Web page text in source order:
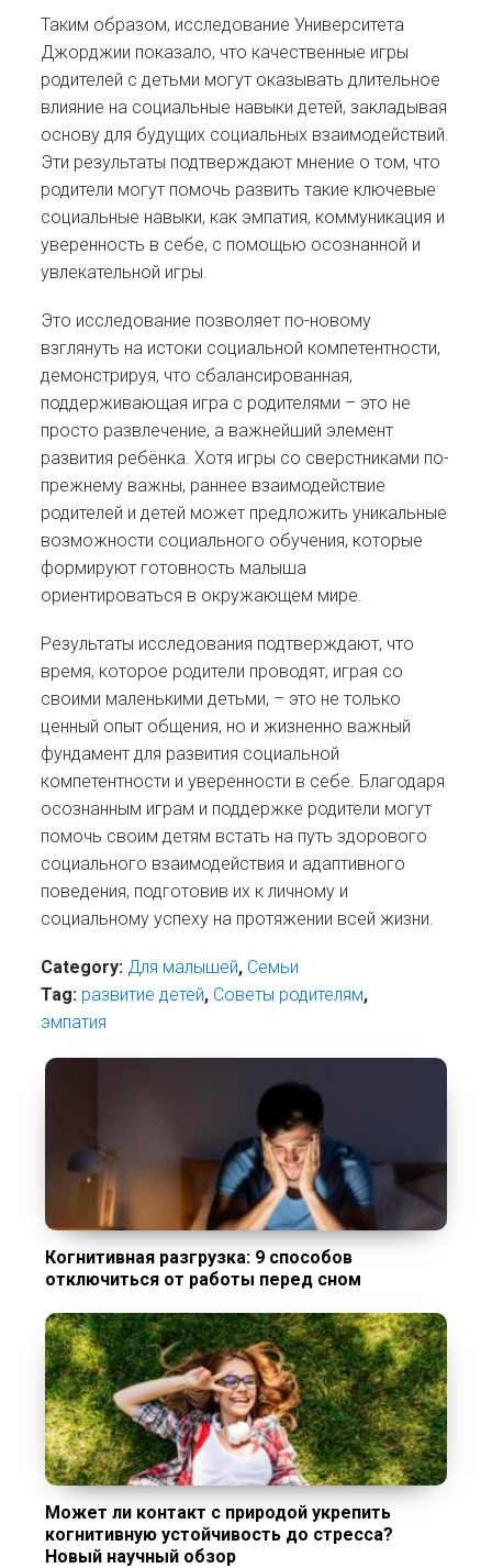
Таким образом, исследование Университета
Джорджии показало, что качественные игры
родителей с детьми могут оказывать длительное
влияние на социальные навыки детей, закладывая
основу для будущих социальных взаимодействий.
Эти результаты подтверждают мнение о том, что
родители могут помочь развить такие ключевые
социальные навыки, как эмпатия, коммуникация и
уверенность в себе, с помощью осознанной и
увлекательной игры.
Это исследование позволяет по-новому
взглянуть на истоки социальной компетентности,
демонстрируя, что сбалансированная,
поддерживающая игра с родителями – это не
просто развлечение, а важнейший элемент
развития ребёнка. Хотя игры со сверстниками по-
прежнему важны, раннее взаимодействие
родителей и детей может предложить уникальные
возможности социального обучения, которые
формируют готовность малыша
ориентироваться в окружающем мире.
Результаты исследования подтверждают, что
время, которое родители проводят, играя со
своими маленькими детьми, – это не только
ценный опыт общения, но и жизненно важный
фундамент для развития социальной
компетентности и уверенности в себе. Благодаря
осознанным играм и поддержке родители могут
помочь своим детям встать на путь здорового
социального взаимодействия и адаптивного
поведения, подготовив их к личному и
социальному успеху на протяжении всей жизни.
Category: Для малышей, Семьи
Tag: развитие детей, Советы родителям,
эмпатия
Когнитивная разгрузка: 9 способов
отключиться от работы перед сном
Может ли контакт с природой укрепить
когнитивную устойчивость до стресса?
Новый научный обзор